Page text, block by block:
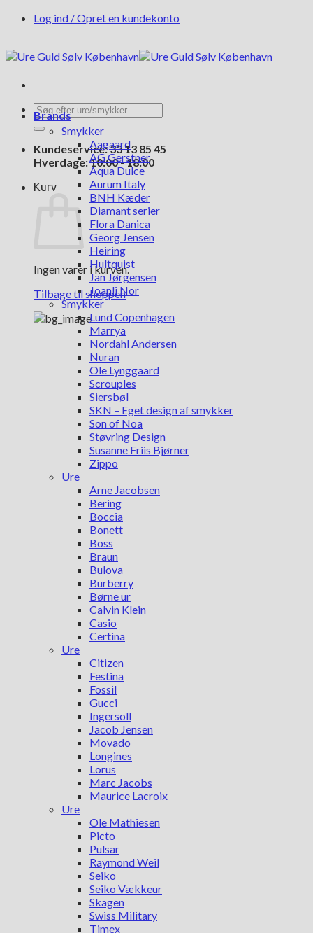
FortsætLog ind / Opret en kundekonto
Søg
efter:
Kundeservice: 33 13 85 45
Hverdage: 10:00 - 18:00
Kurv
Ingen varer i kurven.
Tilbage til shoppen
Brands
Smykker
Aagaard
AG Gerstner
Aqua Dulce
Aurum Italy
BNH Kæder
Diamant serier
Flora Danica
Georg Jensen
Heiring
Hultquist
Jan Jørgensen
Joanli Nor
Smykker
Lund Copenhagen
Marrya
Nordahl Andersen
Nuran
Ole Lynggaard
Scrouples
Siersbøl
SKN – Eget design af smykker
Son of Noa
Støvring Design
Susanne Friis Bjørner
Zippo
Ure
Arne Jacobsen
Bering
Boccia
Bonett
Boss
Braun
Bulova
Burberry
Børne ur
Calvin Klein
Casio
Certina
Ure
Citizen
Festina
Fossil
Gucci
Ingersoll
Jacob Jensen
Movado
Longines
Lorus
Marc Jacobs
Maurice Lacroix
Ure
Ole Mathiesen
Picto
Pulsar
Raymond Weil
Seiko
Seiko Vækkeur
Skagen
Swiss Military
Timex